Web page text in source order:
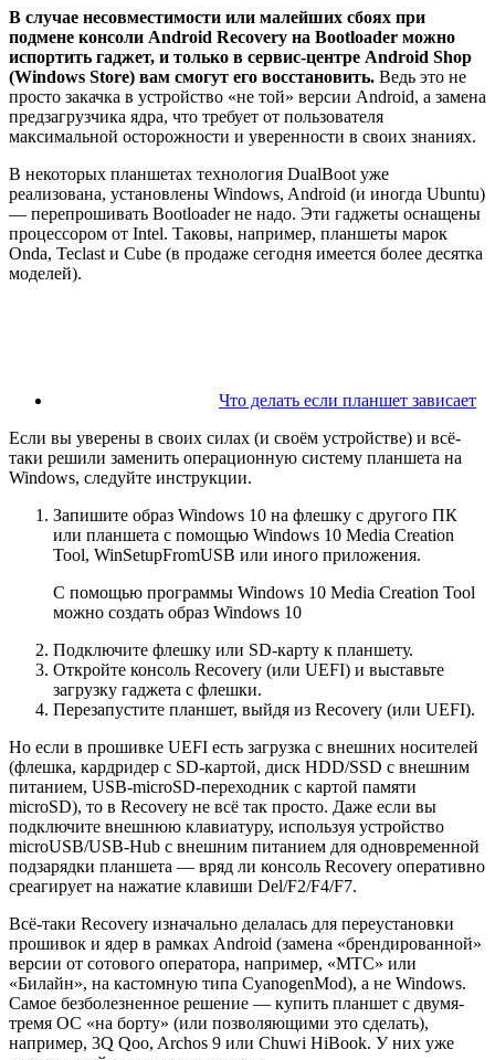
В случае несовместимости или малейших сбоях при
подмене консоли Android Recovery на Bootloader можно
испортить гаджет, и только в сервис-центре Android Shop
(Windows Store) вам смогут его восстановить. Ведь это не
просто закачка в устройство «не той» версии Android, а замена
предзагрузчика ядра, что требует от пользователя
максимальной осторожности и уверенности в своих знаниях.
В некоторых планшетах технология DualBoot уже
реализована, установлены Windows, Android (и иногда Ubuntu)
— перепрошивать Bootloader не надо. Эти гаджеты оснащены
процессором от Intel. Таковы, например, планшеты марок
Onda, Teclast и Cube (в продаже сегодня имеется более десятка
моделей).
Что делать если планшет зависает
Если вы уверены в своих силах (и своём устройстве) и всё-
таки решили заменить операционную систему планшета на
Windows, следуйте инструкции.
Запишите образ Windows 10 на флешку с другого ПК
или планшета с помощью Windows 10 Media Creation
Tool, WinSetupFromUSB или иного приложения.
С помощью программы Windows 10 Media Creation Tool
можно создать образ Windows 10
Подключите флешку или SD-карту к планшету.
Откройте консоль Recovery (или UEFI) и выставьте
загрузку гаджета с флешки.
Перезапустите планшет, выйдя из Recovery (или UEFI).
Но если в прошивке UEFI есть загрузка с внешних носителей
(флешка, кардридер с SD-картой, диск HDD/SSD с внешним
питанием, USB-microSD-переходник с картой памяти
microSD), то в Recovery не всё так просто. Даже если вы
подключите внешнюю клавиатуру, используя устройство
microUSB/USB-Hub с внешним питанием для одновременной
подзарядки планшета — вряд ли консоль Recovery оперативно
среагирует на нажатие клавиши Del/F2/F4/F7.
Всё-таки Recovery изначально делалась для переустановки
прошивок и ядер в рамках Android (замена «брендированной»
версии от сотового оператора, например, «МТС» или
«Билайн», на кастомную типа CyanogenMod), а не Windows.
Самое безболезненное решение — купить планшет с двумя-
тремя ОС «на борту» (или позволяющими это сделать),
например, 3Q Qoo, Archos 9 или Chuwi HiBook. У них уже